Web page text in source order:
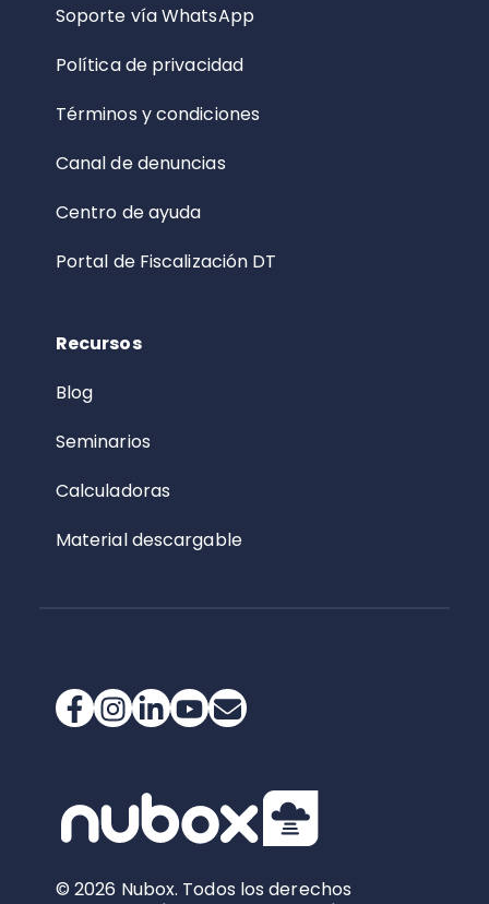
Soporte vía WhatsApp
Política de privacidad
Términos y condiciones
Canal de denuncias
Centro de ayuda
Portal de Fiscalización DT
Recursos
Blog
Seminarios
Calculadoras
Material descargable
© 2026 Nubox. Todos los derechos